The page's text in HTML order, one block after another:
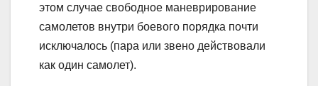
этом случае свободное маневрирование
самолетов внутри боевого порядка почти
исключалось (пара или звено действовали
как один самолет).